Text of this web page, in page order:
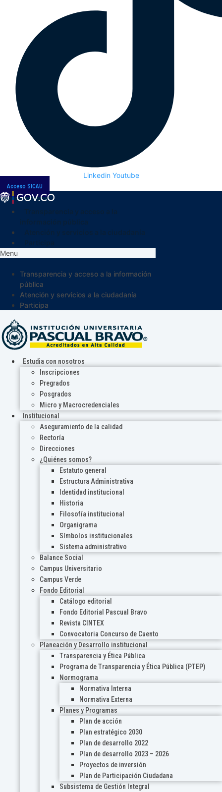
Linkedin Youtube
Acceso SICAU
Menu
Transparencia y acceso a la información
pública
Atención y servicios a la ciudadanía
Participa
Estudia con nosotros
Inscripciones
Pregrados
Posgrados
Micro y Macrocredenciales
Institucional
Aseguramiento de la calidad
Rectoría
Direcciones
¿Quiénes somos?
Estatuto general
Estructura Administrativa
Identidad institucional
Historia
Filosofía institucional
Organigrama
Símbolos institucionales
Sistema administrativo
Balance Social
Campus Universitario
Campus Verde
Fondo Editorial
Catálogo editorial
Fondo Editorial Pascual Bravo
Revista CINTEX
Convocatoria Concurso de Cuento
Planeación y Desarrollo institucional
Transparencia y Ética Pública
Programa de Transparencia y Ética Pública (PTEP)
Normograma
Normativa Interna
Normativa Externa
Planes y Programas
Plan de acción
Plan estratégico 2030
Plan de desarrollo 2022
Plan de desarrollo 2023 – 2026
Proyectos de inversión
Plan de Participación Ciudadana
Subsistema de Gestión Integral